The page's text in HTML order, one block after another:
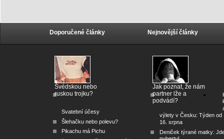
Doporučené články
Švédskou nebo
ruskou trojku?
Svatební účesy
Šlehačku nebo polevu?
Pikachu má Pichu
Nejnovější články
Jak poznat, že nám
partner lže a
podvádí?
výlety v Česku: Týden od
16. srpna
Deniček týrané matky: